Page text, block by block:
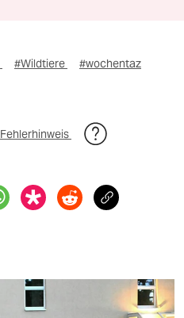
#Wildtiere
#wochentaz
Fehlerhinweis